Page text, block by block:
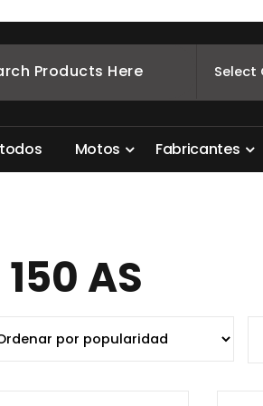
motos. Aquí está lo que necesitas
todos Motos Fabricantes
AS